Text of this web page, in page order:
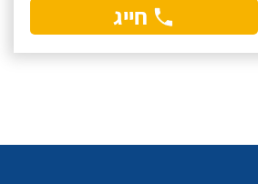
חייג